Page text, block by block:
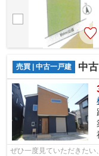
売買 | 中古一戸建 中
ぜひ一度見ていただきた